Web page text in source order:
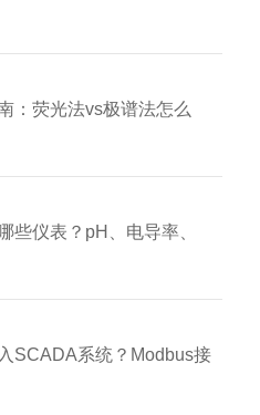
：荧光法vs极谱法怎么
些仪表？pH、电导率、
SCADA系统？Modbus接